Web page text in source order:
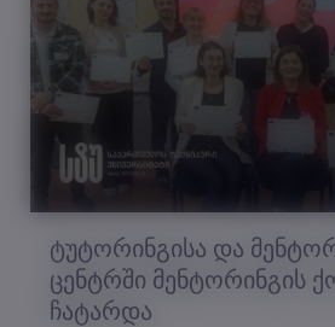
ტუტორინგისა და
ცენტრში მენტორინგის
ჩატარდა